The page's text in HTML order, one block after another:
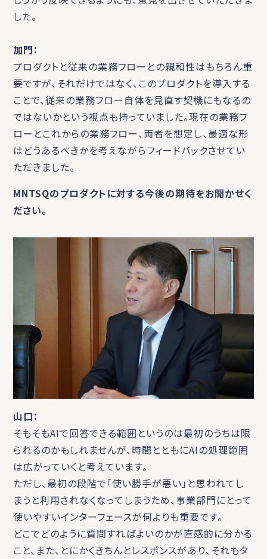
した。
加門：
プロダクトと従来の業務フローとの親和性はもちろん重
要ですが、それだけではなく、このプロダクトを導入する
ことで、従来の業務フロー自体を見直す契機にもなるの
ではないかという視点も持っていました。現在の業務フ
ローとこれからの業務フロー、両者を想定し、最適な形
はどうあるべきかを考えながらフィードバックさせてい
ただきました。
MNTSQのプロダクトに対する今後の期待をお聞かせく
ださい。
山口：
そもそもAIで回答できる範囲というのは最初のうちは限
られるのかもしれませんが、時間とともにAIの処理範囲
は広がっていくと考えています。
ただし、最初の段階で「使い勝手が悪い」と思われてし
まうと利用されなくなってしまうため、事業部門にとって
使いやすいインターフェースが何よりも重要です。
どこでどのように質問すればよいのかが直感的に分かる
こと、また、とにかくきちんとレスポンスがあり、それもタ